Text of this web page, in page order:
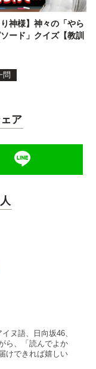
り神様】神々の「やら
ード」クイズ【教訓
問
ア
ヌ語、日向坂46、
ら、「読んでよか
けできれば嬉しい